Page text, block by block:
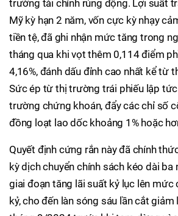
trường tài chính rúng động. Lợi suất
Mỹ kỳ hạn 2 năm, vốn cực kỳ nhạy
tiền tệ, đã ghi nhận mức tăng trong
tháng qua khi vọt thêm 0,114 điểm
4,16%, đánh dấu đỉnh cao nhất kể từ
Sức ép từ thị trường trái phiếu lập
trường chứng khoán, đẩy các chỉ số
đồng loạt lao dốc khoảng 1% hoặc
Quyết định cứng rắn này đã chính
kỳ dịch chuyển chính sách kéo dài ba
giai đoạn tăng lãi suất kỷ lục lên mức
kỷ, cho đến làn sóng sáu lần cắt